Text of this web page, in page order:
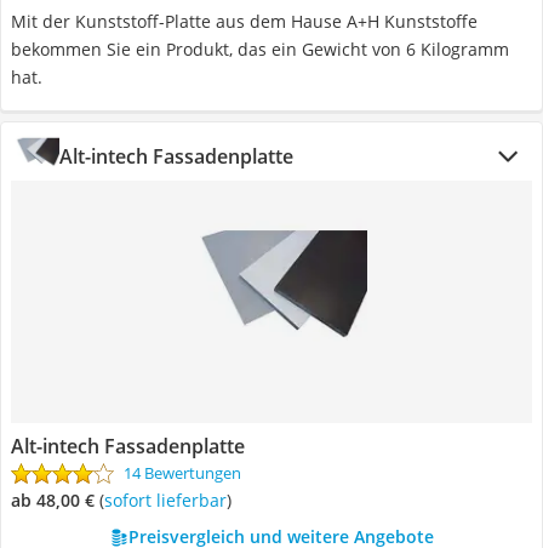
Mit der Kunststoff-Platte aus dem Hause ‎A+H Kunststoffe
bekommen Sie ein Produkt, das ein Gewicht von 6 Kilogramm
hat.
Alt-intech Fassadenplatte
Alt-intech Fassadenplatte
14 Bewertungen
ab 48,00 € ( Sofort lieferbar)
Preisvergleich und weitere Angebote